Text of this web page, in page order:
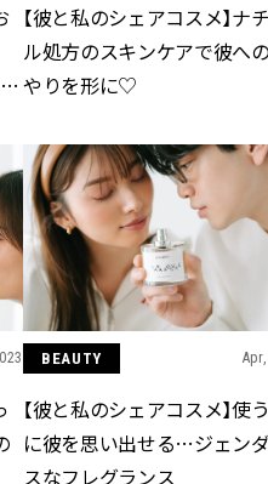
【彼と私のシェアコスメ】ナ
ル処方のスキンケアで彼へ
やりを形に♡
BEAUTY
【彼と私のシェアコスメ】使
に彼を思い出せる…ジェン
スなフレグランス
サーのまとめ髪が垢
戦力アクセ」たち |
クラッシィ]
名品リップ10選】塗
ない・皮むけしやす
をクリア | CLASSY.[ク
Aug, 5, 2026
に「うるおいター
【SOFINA BASIC＋】
でうるおってなめら
指す | CLASSY.[クラッ
Jul, 13, 2026